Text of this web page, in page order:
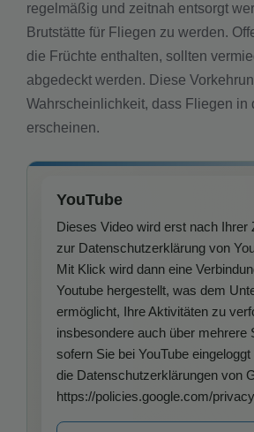
regelmäßig und zeitnah entsorgt
Brutstätte für Fliegen zu werden.
die Früchte enthalten, sollten
abgedeckt werden. Diese
Wahrscheinlichkeit, dass Fliegen in
erscheinen.
YouTube
Dieses Video wird erst nach Ihrer
zur Datenschutzerklärung von
Mit Klick wird dann eine
Youtube hergestellt, was dem
ermöglicht, Ihre Aktivitäten zu
insbesondere auch über mehrere
sofern Sie bei YouTube
die Datenschutzerklärungen von
https://policies.google.com/